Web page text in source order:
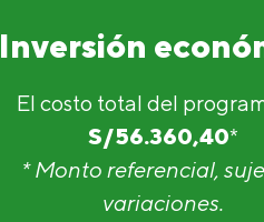
Inversión
El costo total del
S/56.360,40*
* Monto referencial,
variaciones.